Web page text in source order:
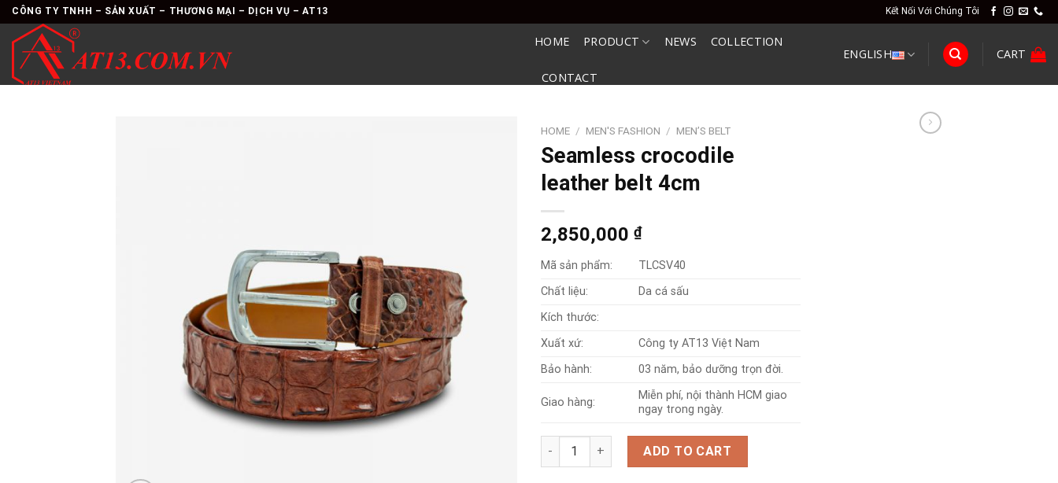
Skip
to
content
CÔNG TY TNHH – SẢN XUẤT – THƯƠNG MẠI – DỊCH VỤ – AT13 Kết Nối Với Chúng Tôi
HOME PRODUCT NEWS COLLECTION
CONTACT
ENGLISH CART
HOME / MEN'S FASHION / MEN’S BELT
Seamless crocodile
leather belt 4cm
2,850,000 ₫
Mã sản phẩm:
TLCSV40
Chất liệu:
Da cá sấu
Kích thước:
Xuất xứ:
Công ty AT13 Việt Nam
Bảo hành:
03 năm, bảo dưỡng trọn đời.
Giao hàng:
Miễn phí, nội thành HCM giao
ngay trong ngày.
Seamless crocodile leather belt 4cm quantity
ADD TO CART